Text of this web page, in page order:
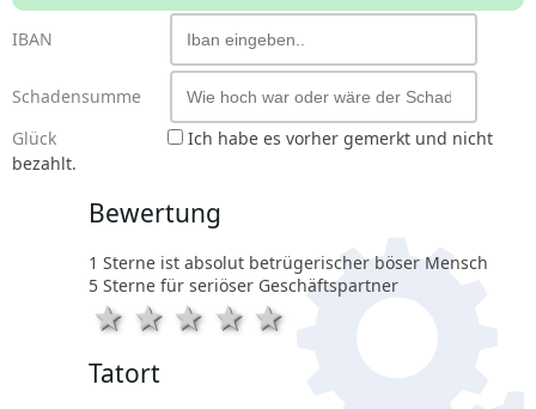
IBAN
Schadensumme
Glück
Ich habe es vorher gemerkt und nicht
bezahlt.
Bewertung
1 Sterne ist absolut betrügerischer böser Mensch
5 Sterne für seriöser Geschäftspartner
4 Sterne
3 Sterne
2 Sterne
1 Stern
Tatort